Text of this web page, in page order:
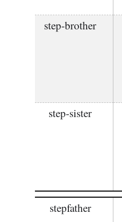
step-brother
step-sister
stepfather